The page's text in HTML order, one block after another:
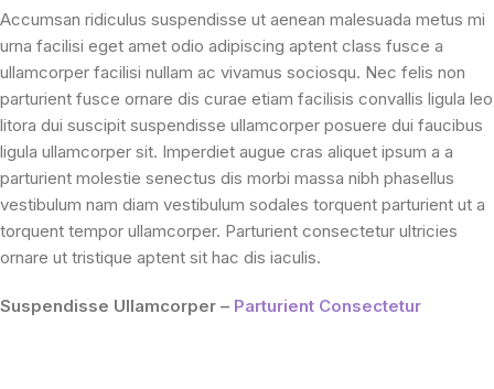
Accumsan ridiculus suspendisse ut aenean malesuada metus mi
urna facilisi eget amet odio adipiscing aptent class fusce a
ullamcorper facilisi nullam ac vivamus sociosqu. Nec felis non
parturient fusce ornare dis curae etiam facilisis convallis ligula leo
litora dui suscipit suspendisse ullamcorper posuere dui faucibus
ligula ullamcorper sit. Imperdiet augue cras aliquet ipsum a a
parturient molestie senectus dis morbi massa nibh phasellus
vestibulum nam diam vestibulum sodales torquent parturient ut a
torquent tempor ullamcorper. Parturient consectetur ultricies
ornare ut tristique aptent sit hac dis iaculis.
Suspendisse Ullamcorper – Parturient Consectetur